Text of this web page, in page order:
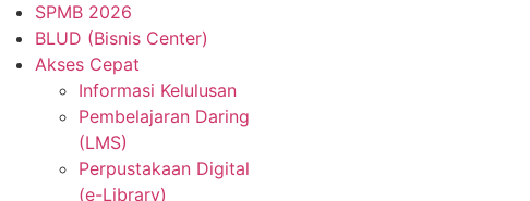
SPMB 2026
BLUD (Bisnis Center)
Akses Cepat
Informasi Kelulusan
Pembelajaran Daring
(LMS)
Perpustakaan Digital
(e-Library)